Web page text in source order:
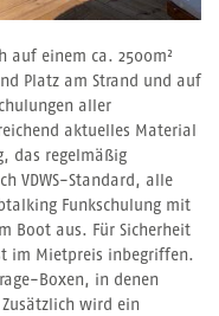
auf einem ca. 2500m²
Platz am Strand und auf
aller
aktuelles Material
das regelmäßig
VDWS-Standard, alle
Funkschulung mit
Boot aus. Für Sicherheit
im Mietpreis inbegriffen.
Boxen, in denen
wird ein